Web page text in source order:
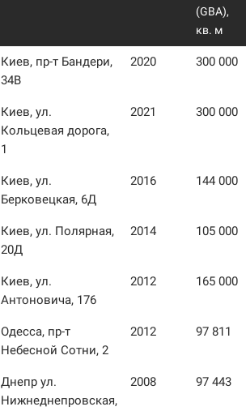
(GBA),
кв. м
Киев, пр-т Бандери,
34В
2020 300 000
Киев, ул.
Кольцевая дорога,
1
2021 300 000
Киев, ул.
Берковецкая, 6Д
2016 144 000
Киев, ул. Полярная,
20Д
2014 105 000
Киев, ул.
Антоновича, 176
2012 165 000
Одесса, пр-т
Небесной Сотни, 2
2012 97 811
Днепр ул.
Нижнеднепровская,
2008 97 443